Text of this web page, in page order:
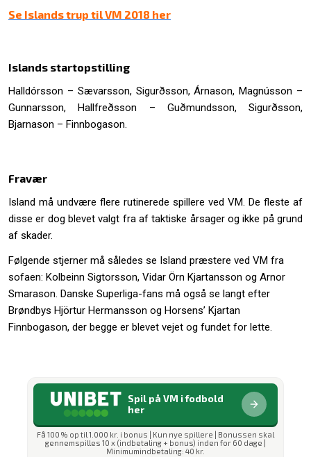
Se Islands trup til VM 2018 her
Islands startopstilling
Halldórsson – Sævarsson, Sigurðsson, Árnason, Magnússon –
Gunnarsson, Hallfreðsson – Guðmundsson, Sigurðsson,
Bjarnason – Finnbogason.
Fravær
Island må undvære flere rutinerede spillere ved VM. De fleste af
disse er dog blevet valgt fra af taktiske årsager og ikke på grund
af skader.
Følgende stjerner må således se Island præstere ved VM fra
sofaen: Kolbeinn Sigtorsson, Vidar Örn Kjartansson og Arnor
Smarason. Danske Superliga-fans må også se langt efter
Brøndbys Hjörtur Hermansson og Horsens’ Kjartan
Finnbogason, der begge er blevet vejet og fundet for lette.
Spil på VM i fodbold
her
Få 100 % op til 1.000 kr. i bonus | Kun nye spillere | Bonussen skal
gennemspilles 10 x (indbetaling + bonus) inden for 60 dage |
Minimumindbetaling: 40 kr.